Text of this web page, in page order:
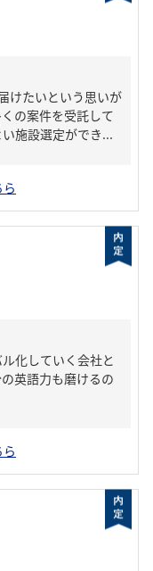
けたいという思いが
の案件を受託して
施設選定ができ...
化していく会社と
英語力も磨けるの